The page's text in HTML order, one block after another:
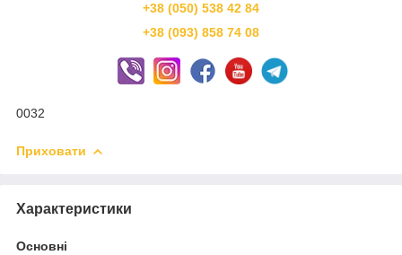
+38 (050) 538 42 84
+38 (093) 858 74 08
0032
Приховати
Характеристики
Основні